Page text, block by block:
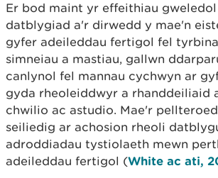
Er bod maint yr effeithiau
datblygiad a'r dirwedd y mae'n
gyfer adeileddau fertigol fel
simneiau a mastiau, gallwn
canlynol fel mannau cychwyn ar
gyda rheoleiddwyr a rhanddeiliaid
chwilio ac astudio. Mae'r
seiliedig ar achosion rheoli
adroddiadau tystiolaeth mewn
adeileddau fertigol (White ac ati,